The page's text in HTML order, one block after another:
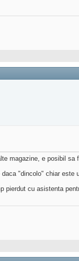
magazine, e posibil sa
"dincolo" chiar este
pierdut cu asistenta